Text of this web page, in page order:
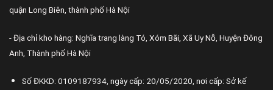
quận Long Biên, thành phố Hà Nội
- Địa chỉ kho hàng: Nghĩa trang làng Tó, Xóm Bãi, Xã Uy Nỗ, Huyện Đông
Anh, Thành phố Hà Nội
Số ĐKKD: 0109187934, ngày cấp: 20/05/2020, nơi cấp: Sở kế